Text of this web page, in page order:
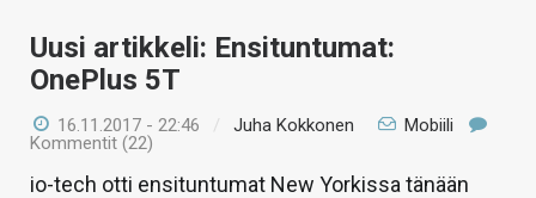
Uusi artikkeli: Ensituntumat:
OnePlus 5T
16.11.2017 - 22:46 / Juha Kokkonen
Mobiili
Kommentit (22)
io-tech otti ensituntumat New Yorkissa tänään